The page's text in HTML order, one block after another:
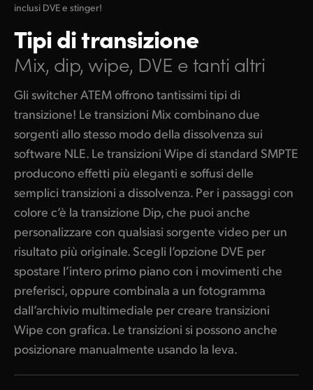
inclusi DVE e stinger!
Tipi di transizione
Mix, dip, wipe, DVE e tanti altri
Gli switcher ATEM offrono tantissimi tipi di
transizione! Le transizioni Mix combinano due
sorgenti allo stesso modo della dissolvenza sui
software NLE. Le transizioni Wipe di standard SMPTE
producono effetti più eleganti e soffusi delle
semplici transizioni a dissolvenza. Per i passaggi con
colore c’è la transizione Dip, che puoi anche
personalizzare con qualsiasi sorgente video per un
risultato più originale. Scegli l’opzione DVE per
spostare l’intero primo piano con i movimenti che
preferisci, oppure combinala a un fotogramma
dall’archivio multimediale per creare transizioni
Wipe con grafica. Le transizioni si possono anche
posizionare manualmente usando la leva.